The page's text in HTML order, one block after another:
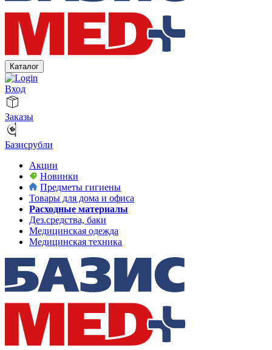
Каталог
Вход
Заказы
Базисрубли
Акции
Новинки
Предметы гигиены
Товары для дома и офиса
Расходные материалы
Дез.средства, баки
Медицинская одежда
Медицинская техника